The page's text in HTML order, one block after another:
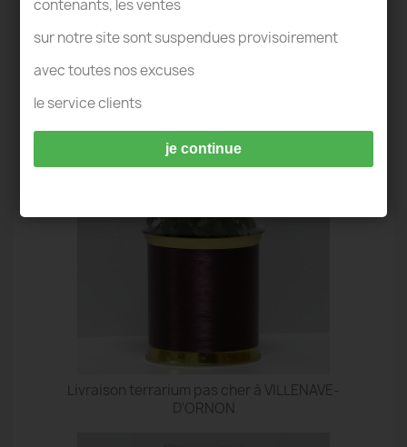
Livraison terrarium pas cher à VILLENAVE-
D'ORNON
contenants, les ventes
sur notre site sont suspendues provisoirement
avec toutes nos excuses
le service clients
je continue